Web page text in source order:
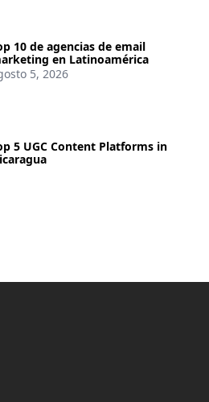
10 de agencias de email
en Latinoamérica
5, 2026
5 UGC Content Platforms in